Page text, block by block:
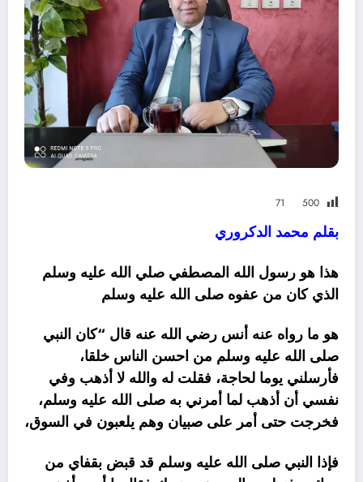
500
71
بقلم محمد الدكروري
هذا هو رسول الله المصطفي صلي الله عليه وسلم
الذي كان من عفوه صلى الله عليه وسلم
هو ما رواه عنه أنس رضي الله عنه قال “كان النبي
صلى الله عليه وسلم من احسن الناس خلقا،
فأرسلني يوما لحاجة، فقلت له والله لا أذهب وفي
نفسي أن أذهب لما أمرني به صلى الله عليه وسلم،
فخرجت حتى أمر على صبيان وهم يلعبون في السوق،
فإذا النبي صلى الله عليه وسلم قد قبض بقفاي من